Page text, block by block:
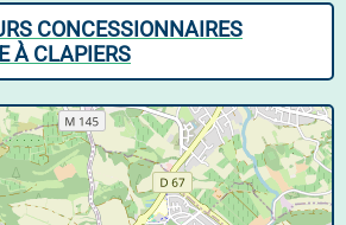
CONCESSIONNAIRES
À CLAPIERS